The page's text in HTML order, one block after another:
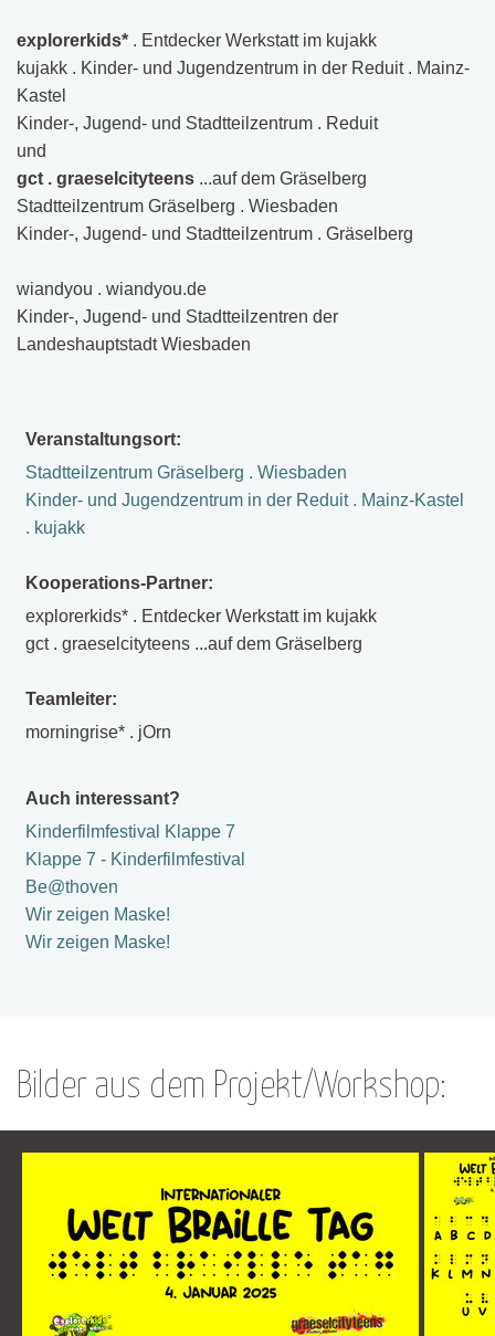
explorerkids* . Entdecker Werkstatt im kujakk
kujakk . Kinder- und Jugendzentrum in der Reduit . Mainz-
Kastel
Kinder-, Jugend- und Stadtteilzentrum . Reduit
und
gct . graeselcityteens ...auf dem Gräselberg
Stadtteilzentrum Gräselberg . Wiesbaden
Kinder-, Jugend- und Stadtteilzentrum . Gräselberg
wiandyou . wiandyou.de
Kinder-, Jugend- und Stadtteilzentren der
Landeshauptstadt Wiesbaden
Veranstaltungsort:
Stadtteilzentrum Gräselberg . Wiesbaden
Kinder- und Jugendzentrum in der Reduit . Mainz-Kastel
. kujakk
Kooperations-Partner:
explorerkids* . Entdecker Werkstatt im kujakk
gct . graeselcityteens ...auf dem Gräselberg
Teamleiter:
morningrise* . jOrn
Auch interessant?
Kinderfilmfestival Klappe 7
Klappe 7 - Kinderfilmfestival
Be@thoven
Wir zeigen Maske!
Wir zeigen Maske!
Bilder aus dem Projekt/Workshop: